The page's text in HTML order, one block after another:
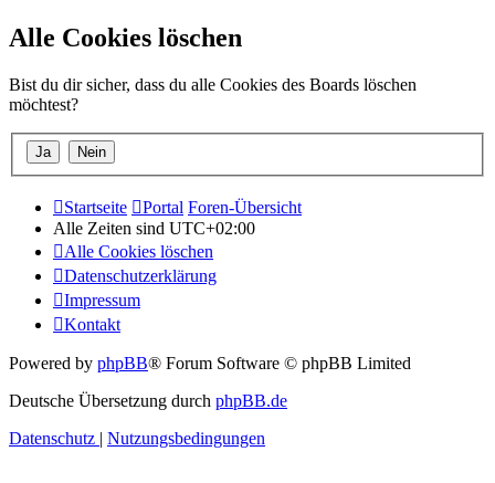
Alle Cookies löschen
Bist du dir sicher, dass du alle Cookies des Boards löschen
möchtest?
Startseite Portal Foren-Übersicht
Alle Zeiten sind UTC+02:00
Alle Cookies löschen
Datenschutzerklärung
Impressum
Kontakt
Powered by phpBB® Forum Software © phpBB Limited
Deutsche Übersetzung durch phpBB.de
Datenschutz | Nutzungsbedingungen